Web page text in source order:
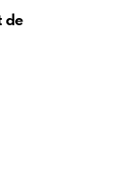
de